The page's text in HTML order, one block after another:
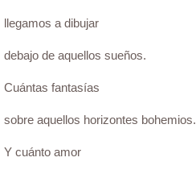
llegamos a dibujar
debajo de aquellos sueños.
Cuántas fantasías
sobre aquellos horizontes bohemios.
Y cuánto amor